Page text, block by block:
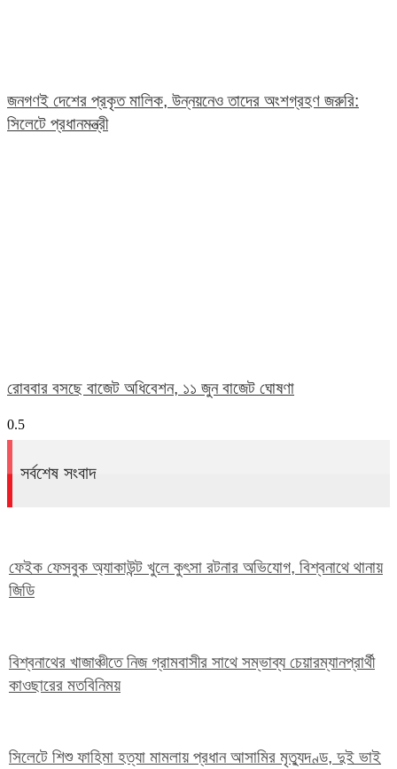
জনগণই দেশের প্রকৃত মালিক, উন্নয়নেও তাদের অংশগ্রহণ জরুরি:
সিলেটে প্রধানমন্ত্রী
রোববার বসছে বাজেট অধিবেশন, ১১ জুন বাজেট ঘোষণা
সর্বশেষ সংবাদ
ফেইক ফেসবুক অ্যাকাউন্ট খুলে কুৎসা রটনার অভিযোগ, বিশ্বনাথে থানায়
জিডি
বিশ্বনাথের খাজাঞ্চীতে নিজ গ্রামবাসীর সাথে সম্ভাব্য চেয়ারম্যানপ্রার্থী
কাওছারের মতবিনিময়
সিলেটে শিশু ফাহিমা হত্যা মামলায় প্রধান আসামির মৃত্যুদণ্ড, দুই ভাই